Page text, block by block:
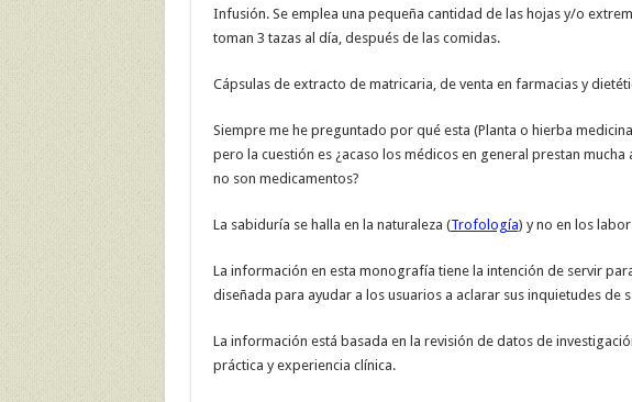
Infusión. Se emplea una pequeña cantidad de las hojas y/o
toman 3 tazas al día, después de las comidas.
Cápsulas de extracto de matricaria, de venta en farmacias y
Siempre me he preguntado por qué esta (Planta o hierba
pero la cuestión es ¿acaso los médicos en general prestan
no son medicamentos?
La sabiduría se halla en la naturaleza (Trofología) y no en los
La información en esta monografía tiene la intención de servir
diseñada para ayudar a los usuarios a aclarar sus inquietudes de
La información está basada en la revisión de datos de
práctica y experiencia clínica.